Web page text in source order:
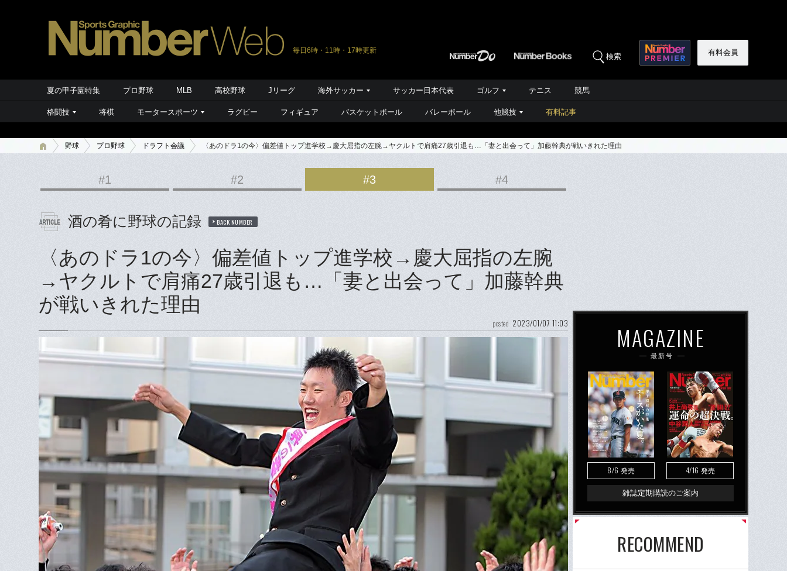
毎日6時・11時・17時更新
検索 有料会員
夏の甲子園特集 プロ野球 MLB 高校野球 Jリーグ 海外サッカー サッカー日本代表 ゴルフ テニス 競馬
格闘技 将棋 モータースポーツ ラグビー フィギュア バスケットボール バレーボール 他競技 有料記事
野球 プロ野球 ドラフト会議 〈あのドラ1の今〉偏差値トップ進学校→慶大屈指の左腕→ヤクルトで肩痛27歳引退も…「妻と出会って」加藤幹典が戦いきれた理由
#1 #2 #3 #4
酒の肴に野球の記録 BACK NUMBER
〈あのドラ1の今〉偏差値トップ進学校→慶大屈指の左腕
→ヤクルトで肩痛27歳引退も…「妻と出会って」加藤幹典
が戦いきれた理由
posted 2023/01/07 11:03 MAGAZINE
最新号
8/6 発売 4/16 発売
雑誌定期購読のご案内
RECOMMEND